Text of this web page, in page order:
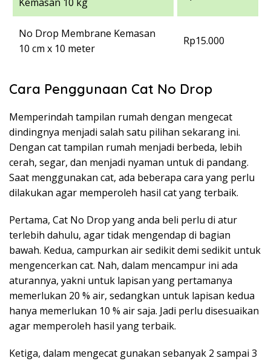
No Drop Membrane Kemasan
10 cm x 10 meter
Rp15.000
Cara Penggunaan Cat No Drop
Memperindah tampilan rumah dengan mengecat
dindingnya menjadi salah satu pilihan sekarang ini.
Dengan cat tampilan rumah menjadi berbeda, lebih
cerah, segar, dan menjadi nyaman untuk di pandang.
Saat menggunakan cat, ada beberapa cara yang perlu
dilakukan agar memperoleh hasil cat yang terbaik.
Pertama, Cat No Drop yang anda beli perlu di atur
terlebih dahulu, agar tidak mengendap di bagian
bawah. Kedua, campurkan air sedikit demi sedikit untuk
mengencerkan cat. Nah, dalam mencampur ini ada
aturannya, yakni untuk lapisan yang pertamanya
memerlukan 20 % air, sedangkan untuk lapisan kedua
hanya memerlukan 10 % air saja. Jadi perlu disesuaikan
agar memperoleh hasil yang terbaik.
Ketiga, dalam mengecat gunakan sebanyak 2 sampai 3